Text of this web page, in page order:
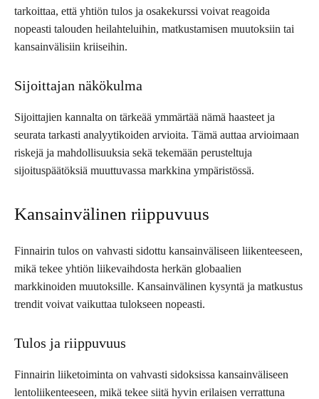
tarkoittaa, että yhtiön tulos ja osakekurssi voivat reagoida
nopeasti talouden heilahteluihin, matkustamisen muutoksiin tai
kansainvälisiin kriiseihin.
Sijoittajan näkökulma
Sijoittajien kannalta on tärkeää ymmärtää nämä haasteet ja
seurata tarkasti analyytikoiden arvioita. Tämä auttaa arvioimaan
riskejä ja mahdollisuuksia sekä tekemään perusteltuja
sijoituspäätöksiä muuttuvassa markkina ympäristössä.
Kansainvälinen riippuvuus
Finnairin tulos on vahvasti sidottu kansainväliseen liikenteeseen,
mikä tekee yhtiön liikevaihdosta herkän globaalien
markkinoiden muutoksille. Kansainvälinen kysyntä ja matkustus
trendit voivat vaikuttaa tulokseen nopeasti.
Tulos ja riippuvuus
Finnairin liiketoiminta on vahvasti sidoksissa kansainväliseen
lentoliikenteeseen, mikä tekee siitä hyvin erilaisen verrattuna